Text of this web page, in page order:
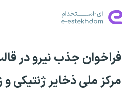
فراخوان جذب نیرو در
مرکز ملی ذخایر ژنتیکی و